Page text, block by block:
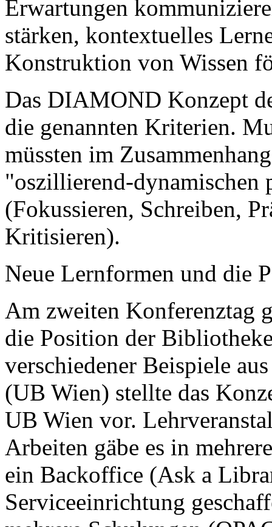
Erwartungen
stärken, kontextuelles
Konstruktion von Wissen
Das DIAMOND Konzept
die genannten Kriterien.
müssten im
"oszillierend-dynamischen
(Fokussieren, Schreiben,
Kritisieren).
Neue Lernformen und die
Am zweiten Konferenztag
die Position der
verschiedener Beispiele
(UB Wien) stellte das
UB Wien vor.
Arbeiten gäbe es in
ein Backoffice (Ask a
Serviceeinrichtung